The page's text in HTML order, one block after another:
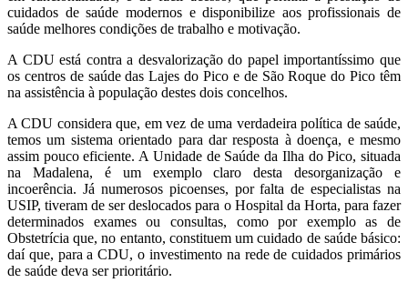
cuidados de saúde modernos e disponibilize aos profissionais de
saúde melhores condições de trabalho e motivação.
A CDU está contra a desvalorização do papel importantíssimo que
os centros de saúde das Lajes do Pico e de São Roque do Pico têm
na assistência à população destes dois concelhos.
A CDU considera que, em vez de uma verdadeira política de saúde,
temos um sistema orientado para dar resposta à doença, e mesmo
assim pouco eficiente. A Unidade de Saúde da Ilha do Pico, situada
na Madalena, é um exemplo claro desta desorganização e
incoerência. Já numerosos picoenses, por falta de especialistas na
USIP, tiveram de ser deslocados para o Hospital da Horta, para fazer
determinados exames ou consultas, como por exemplo as de
Obstetrícia que, no entanto, constituem um cuidado de saúde básico:
daí que, para a CDU, o investimento na rede de cuidados primários
de saúde deva ser prioritário.